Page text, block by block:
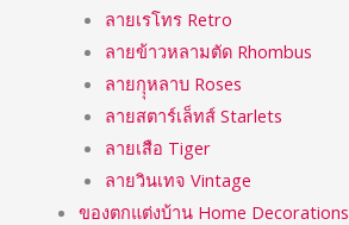
ลายเรโทร Retro
ลายข้าวหลามตัด Rhombus
ลายกุุหลาบ Roses
ลายสตาร์เล็ทส์ Starlets
ลายเสือ Tiger
ลายวินเทจ Vintage
ของตกแต่งบ้าน Home Decorations